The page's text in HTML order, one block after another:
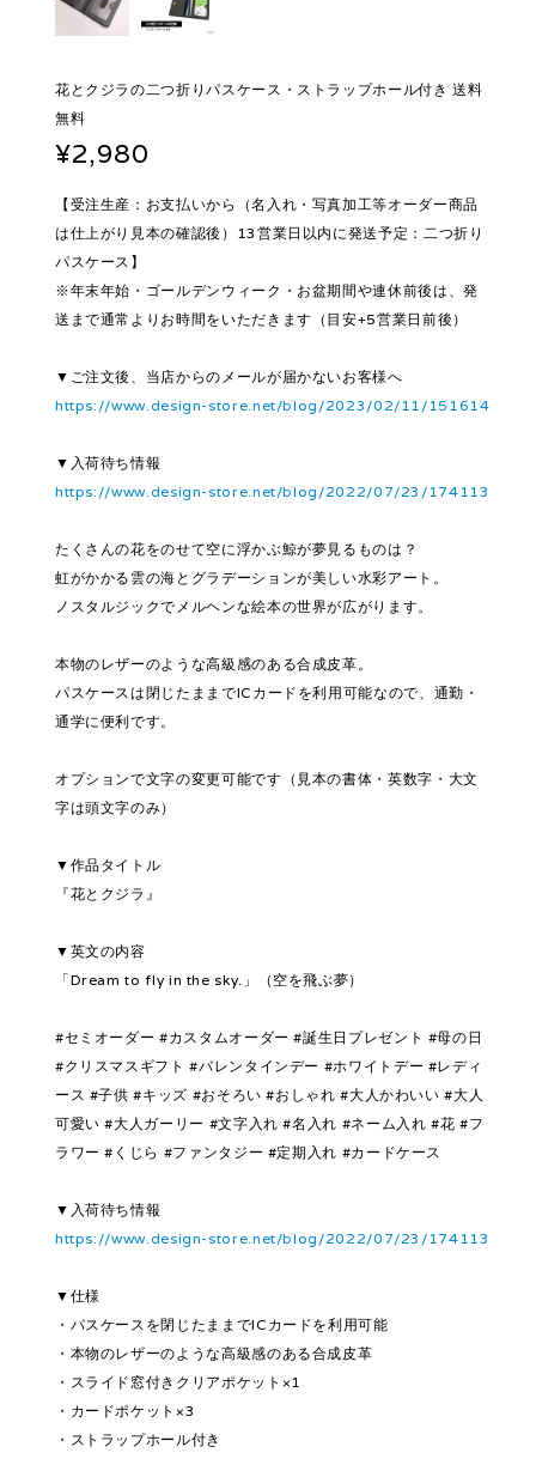
花とクジラの二つ折りパスケース・ストラップホール付き 送料
無料
¥2,980
【受注生産：お支払いから（名入れ・写真加工等オーダー商品
は仕上がり見本の確認後）13営業日以内に発送予定：二つ折り
パスケース】
※年末年始・ゴールデンウィーク・お盆期間や連休前後は、発
送まで通常よりお時間をいただきます（目安+5営業日前後）
▼ご注文後、当店からのメールが届かないお客様へ
https://www.design-store.net/blog/2023/02/11/151614
▼入荷待ち情報
https://www.design-store.net/blog/2022/07/23/174113
たくさんの花をのせて空に浮かぶ鯨が夢見るものは？
虹がかかる雲の海とグラデーションが美しい水彩アート。
ノスタルジックでメルヘンな絵本の世界が広がります。
本物のレザーのような高級感のある合成皮革。
パスケースは閉じたままでICカードを利用可能なので、通勤・
通学に便利です。
オプションで文字の変更可能です（見本の書体・英数字・大文
字は頭文字のみ）
▼作品タイトル
『花とクジラ』
▼英文の内容
「Dream to fly in the sky.」（空を飛ぶ夢）
#セミオーダー #カスタムオーダー #誕生日プレゼント #母の日
#クリスマスギフト #バレンタインデー #ホワイトデー #レディ
ース #子供 #キッズ #おそろい #おしゃれ #大人かわいい #大人
可愛い #大人ガーリー #文字入れ #名入れ #ネーム入れ #花 #フ
ラワー #くじら #ファンタジー #定期入れ #カードケース
▼入荷待ち情報
https://www.design-store.net/blog/2022/07/23/174113
▼仕様
・パスケースを閉じたままでICカードを利用可能
・本物のレザーのような高級感のある合成皮革
・スライド窓付きクリアポケット×1
・カードポケット×3
・ストラップホール付き